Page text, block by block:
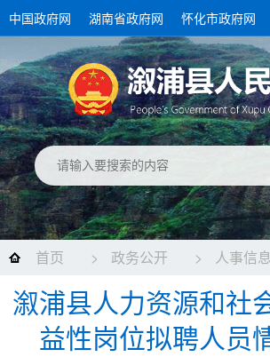
中国政府网 湖南省政府网 怀化市政府网
首页 > 政务公开 > 人事信息
录
溆浦县人力资源和社
益性岗位拟聘人员